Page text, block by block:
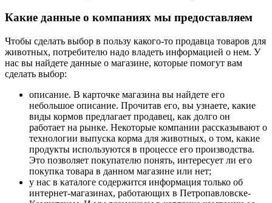
Какие данные о компаниях мы предоставляем
Чтобы сделать выбор в пользу какого-то продавца товаров для
животных, потребителю надо владеть информацией о нем. У
нас вы найдете данные о магазине, которые помогут вам
сделать выбор:
описание. В карточке магазина вы найдете его
небольшое описание. Прочитав его, вы узнаете, какие
виды кормов предлагает продавец, как долго он
работает на рынке. Некоторые компании рассказывают о
технологии выпуска корма для животных, о том, какие
продукты используются в процессе его производства.
Это позволяет покупателю понять, интересует ли его
покупка товара в данном магазине или нет;
у нас в каталоге содержится информация только об
интернет-магазинах, работающих в Петропавловске-